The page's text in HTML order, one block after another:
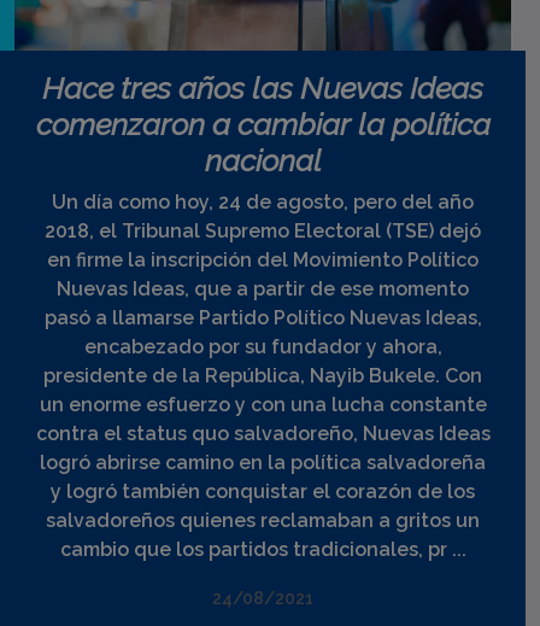
Hace tres años las Nuevas Ideas
comenzaron a cambiar la política
nacional
Un día como hoy, 24 de agosto, pero del año
2018, el Tribunal Supremo Electoral (TSE) dejó
en firme la inscripción del Movimiento Político
Nuevas Ideas, que a partir de ese momento
pasó a llamarse Partido Político Nuevas Ideas,
encabezado por su fundador y ahora,
presidente de la República, Nayib Bukele. Con
un enorme esfuerzo y con una lucha constante
contra el status quo salvadoreño, Nuevas Ideas
logró abrirse camino en la política salvadoreña
y logró también conquistar el corazón de los
salvadoreños quienes reclamaban a gritos un
cambio que los partidos tradicionales, pr ...
24/08/2021